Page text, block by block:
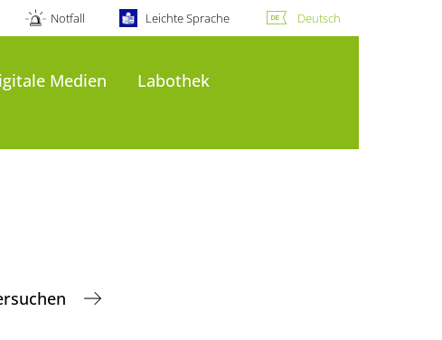
Notfall Leichte Sprache Deutsch
Medien
Labothek